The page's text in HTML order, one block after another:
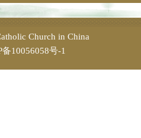
Church in China
10056058号-1